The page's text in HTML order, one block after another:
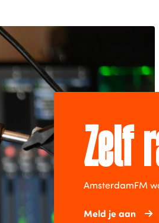
Zelf
AmsterdamFM
Meld je aan